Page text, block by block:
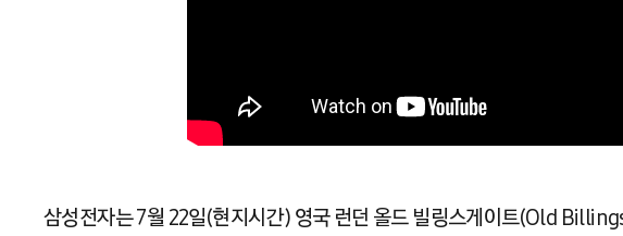
삼성전자는 7월 22일(현지시간) 영국 런던 올드 빌링스게이트(Old